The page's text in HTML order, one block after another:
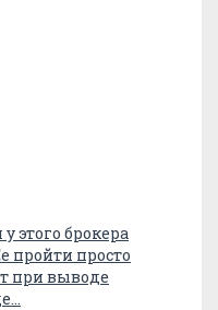
этого брокера
пройти просто
при выводе